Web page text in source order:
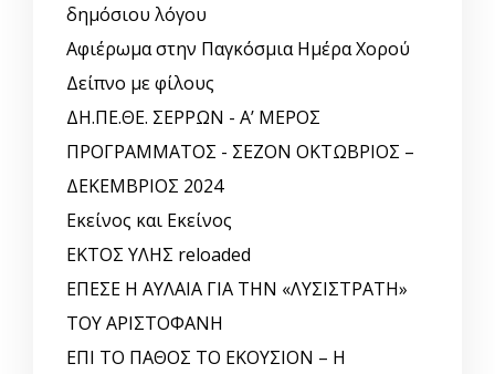
δημόσιου λόγου
Αφιέρωμα στην Παγκόσμια Ημέρα Χορού
Δείπνο με φίλους
ΔΗ.ΠΕ.ΘΕ. ΣΕΡΡΩΝ - Α’ ΜΕΡΟΣ
ΠΡΟΓΡΑΜΜΑΤΟΣ - ΣΕΖΟΝ ΟΚΤΩΒΡΙΟΣ –
ΔΕΚΕΜΒΡΙΟΣ 2024
Εκείνος και Εκείνος
ΕΚΤΟΣ ΥΛΗΣ reloaded
ΕΠΕΣΕ Η ΑΥΛΑΙΑ ΓΙΑ ΤΗΝ «ΛΥΣΙΣΤΡΑΤΗ»
ΤΟΥ ΑΡΙΣΤΟΦΑΝΗ
ΕΠΙ ΤΟ ΠΑΘΟΣ ΤΟ ΕΚΟΥΣΙΟΝ – Η